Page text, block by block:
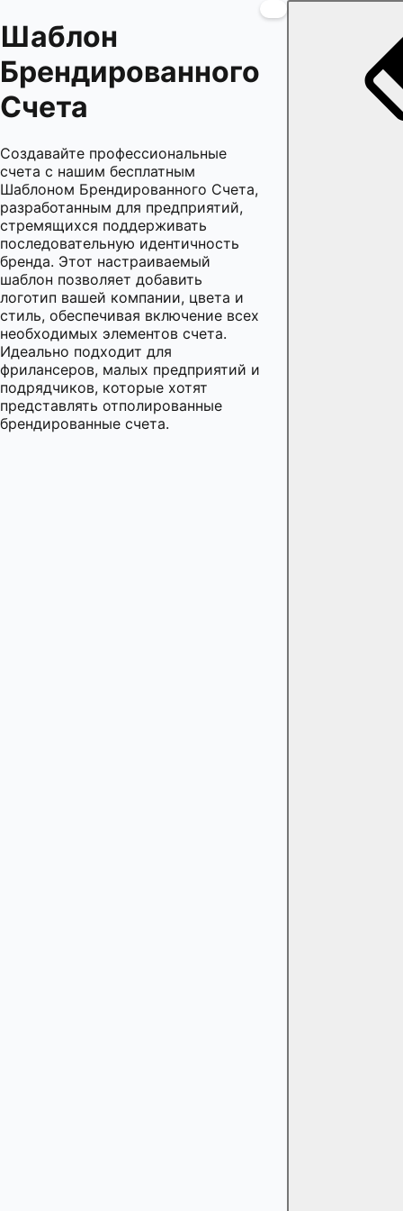
Шаблон
Брендированного
Счета
Создавайте профессиональные
счета с нашим бесплатным
Шаблоном Брендированного Счета,
разработанным для предприятий,
стремящихся поддерживать
последовательную идентичность
бренда. Этот настраиваемый
шаблон позволяет добавить
логотип вашей компании, цвета и
стиль, обеспечивая включение всех
необходимых элементов счета.
Идеально подходит для
фрилансеров, малых предприятий и
подрядчиков, которые хотят
представлять отполированные
брендированные счета.